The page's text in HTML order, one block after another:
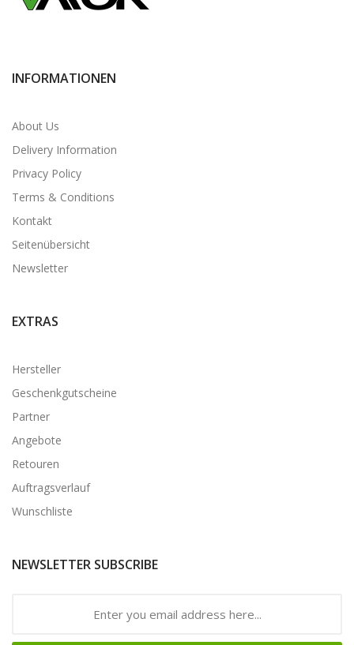
INFORMATIONEN
About Us
Delivery Information
Privacy Policy
Terms & Conditions
Kontakt
Seitenübersicht
Newsletter
EXTRAS
Hersteller
Geschenkgutscheine
Partner
Angebote
Retouren
Auftragsverlauf
Wunschliste
NEWSLETTER SUBSCRIBE